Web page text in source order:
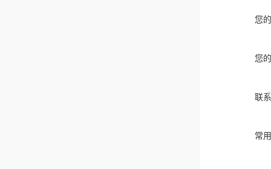
您
您
联
常